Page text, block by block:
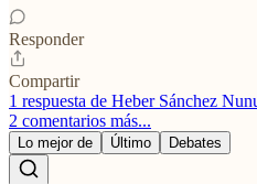
Responder
Compartir
1 respuesta de Heber Sánchez
2 comentarios más...
Lo mejor de Último Debates